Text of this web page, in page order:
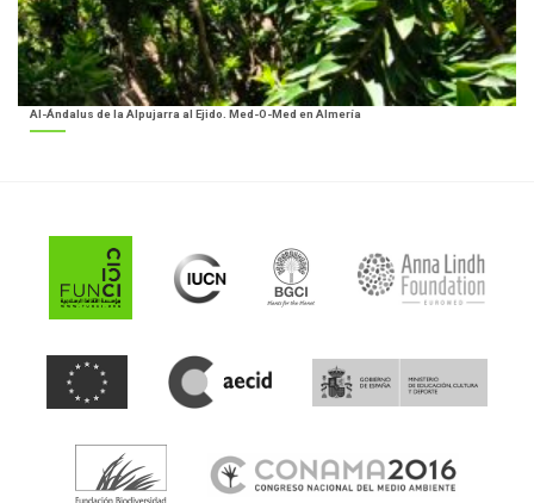
Al-Ándalus de la Alpujarra al Ejido. Med-O-Med en Almería